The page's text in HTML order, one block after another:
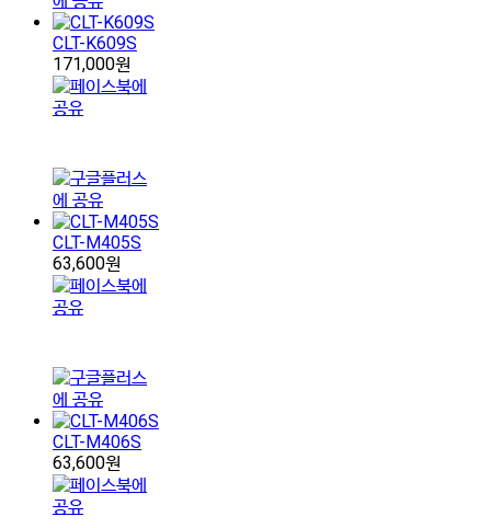
CLT-K609S
171,000원
CLT-M405S
63,600원
CLT-M406S
63,600원